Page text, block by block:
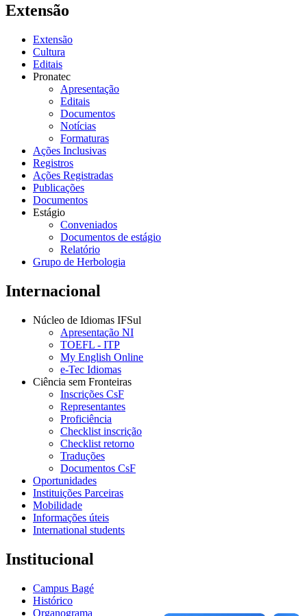
Extensão
Extensão
Cultura
Editais
Pronatec
Apresentação
Editais
Documentos
Notícias
Formaturas
Ações Inclusivas
Registros
Ações Registradas
Publicações
Documentos
Estágio
Conveniados
Documentos de estágio
Relatório
Grupo de Herbologia
Internacional
Núcleo de Idiomas IFSul
Apresentação NI
TOEFL - ITP
My English Online
e-Tec Idiomas
Ciência sem Fronteiras
Inscrições CsF
Representantes
Proficiência
Checklist inscrição
Checklist retorno
Traduções
Documentos CsF
Oportunidades
Instituições Parceiras
Mobilidade
Informações úteis
International students
Institucional
Campus Bagé
Histórico
Organograma